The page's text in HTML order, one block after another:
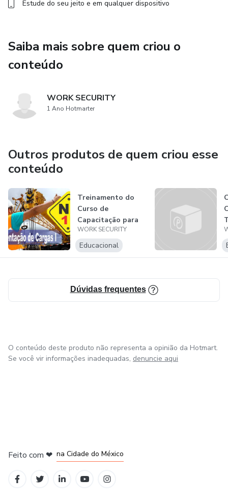
Estude do seu jeito e em qualquer dispositivo
Saiba mais sobre quem criou o
conteúdo
WORK SECURITY
1 Ano Hotmarter
Outros produtos de quem criou esse
conteúdo
Treinamento do
Curso de
Capacitação para
Operação Segura
com...
WORK SECURITY
Educacional
Dúvidas frequentes
O conteúdo deste produto não representa a opinião da Hotmart.
Se você vir informações inadequadas, denuncie aqui
Feito com ❤ na Cidade do México